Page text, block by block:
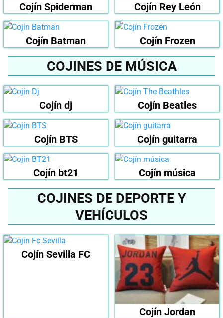
Cojín Spiderman Cojín Rey León
Cojín Batman Cojín Frozen
COJINES DE MÚSICA
Cojín dj Cojín Beatles
Cojín BTS Cojín guitarra
Cojín bt21 Cojín música
COJINES DE DEPORTE Y
VEHÍCULOS
Cojín Sevilla FC
Cojín Jordan